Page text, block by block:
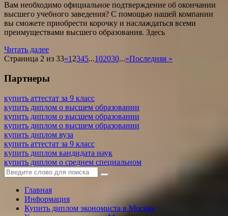
Вам необходимо официальное подтверждение об окончании
высшего учебного заведения? С помощью нашей компании
вы сможете приобрести корочку и наслаждаться всеми
преимуществами высшего образования. Здесь
Читать далее
Страница 2 из 33«1 2345...102030...»Последняя »
Партнеры
купить аттестат за 9 класс
купить диплом о высшем образовании
купить диплом о высшем образовании
купить диплом о высшем образовании
купить диплом вуза
купить аттестат за 9 класс
купить диплом кандидата наук
купить диплом о среднем специальном
Главная
Информация
Купить диплом экономиста в Москве